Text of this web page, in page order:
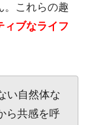
。これらの趣
ィブなライフ
い自然体な
ら共感を呼